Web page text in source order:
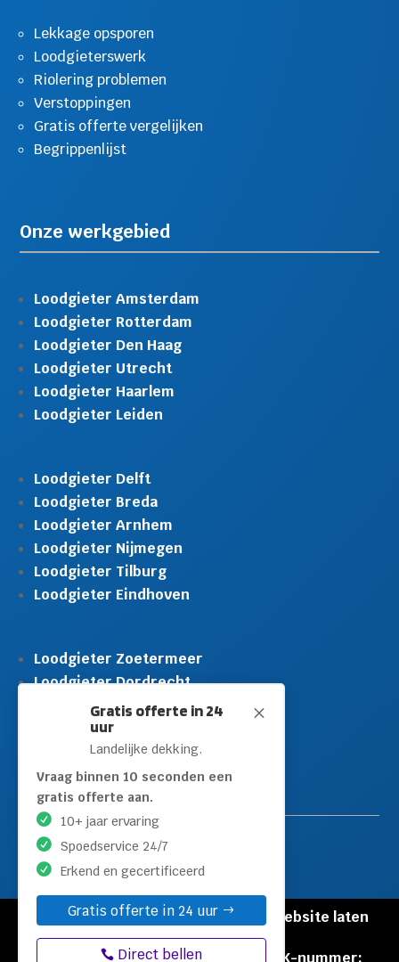
M
Gratis offerte in 24
uur
Landelijke dekking.
Vraag binnen 10 seconden een
gratis offerte aan.
10+ jaar ervaring
Spoedservice 24/7
Erkend en gecertificeerd
Gratis offerte in 24 uur
Direct bellen
Lekkage opsporen
Loodgieterswerk
Riolering problemen
Verstoppingen
Gratis offerte vergelijken
Begrippenlijst
Onze werkgebied
Loodgieter Amsterdam
Loodgieter Rotterdam
Loodgieter Den Haag
Loodgieter Utrecht
Loodgieter Haarlem
Loodgieter Leiden
Loodgieter Delft
Loodgieter Breda
Loodgieter Arnhem
Loodgieter Nijmegen
Loodgieter Tilburg
Loodgieter Eindhoven
Loodgieter Zoetermeer
Loodgieter Dordrecht
Loodgieter Rijswijk
Loodgieter Schiedam
Loodgieter Leidschendam
Loodgieter Hilversum
© Copyright Loodgieters Kwartier |
Website laten
maken door Flexamedia